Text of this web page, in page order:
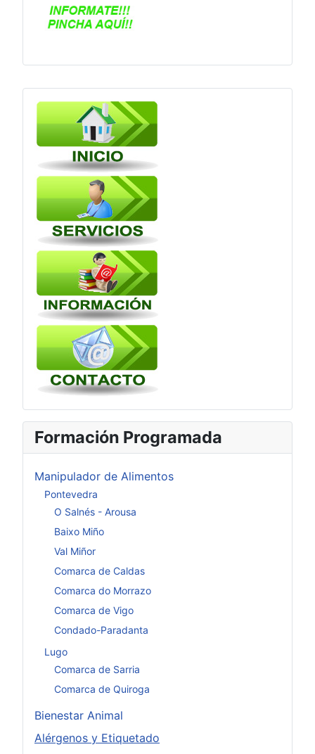
Formación Programada
Manipulador de Alimentos
Pontevedra
O Salnés - Arousa
Baixo Miño
Val Miñor
Comarca de Caldas
Comarca do Morrazo
Comarca de Vigo
Condado-Paradanta
Lugo
Comarca de Sarria
Comarca de Quiroga
Bienestar Animal
Alérgenos y Etiquetado